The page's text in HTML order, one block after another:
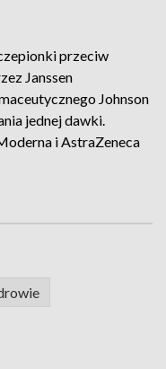
przeciw
Janssen
Johnson
jednej dawki.
i AstraZeneca